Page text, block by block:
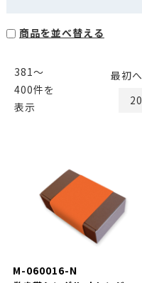
商品を並べ替える
381〜
400件を
表示
最初へ
20
M-060016-N